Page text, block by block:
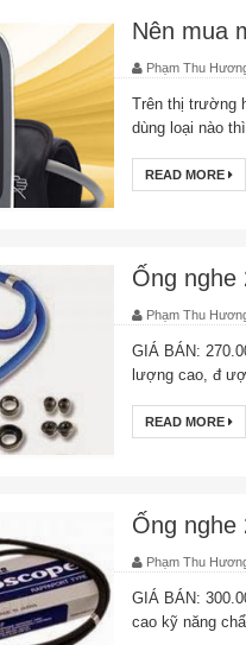
Nên mua
Phạm Thu
Trên thị trường
dùng loại nào
READ MORE
Ống nghe
Phạm Thu
GIÁ BÁN:
lượng cao, đ
READ MORE
Ống nghe
Phạm Thu
GIÁ BÁN:
cao kỹ năng